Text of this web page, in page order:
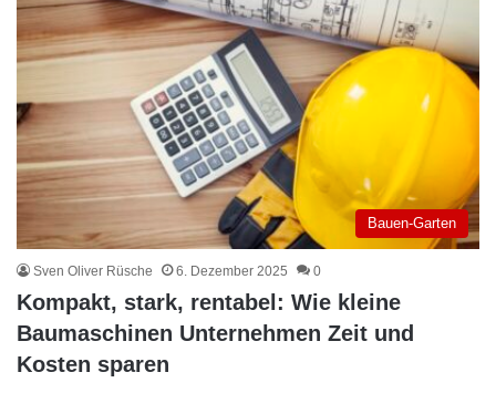
Bauen-Garten
Sven Oliver Rüsche 6. Dezember 2025 0
Kompakt, stark, rentabel: Wie kleine
Baumaschinen Unternehmen Zeit und
Kosten sparen